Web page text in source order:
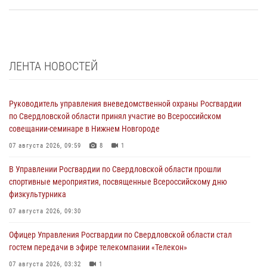
ЛЕНТА НОВОСТЕЙ
Руководитель управления вневедомственной охраны Росгвардии
по Свердловской области принял участие во Всероссийском
совещании-семинаре в Нижнем Новгороде
07 августа 2026, 09:59 8 1
В Управлении Росгвардии по Свердловской области прошли
спортивные мероприятия, посвященные Всероссийскому дню
физкультурника
07 августа 2026, 09:30
Офицер Управления Росгвардии по Свердловской области стал
гостем передачи в эфире телекомпании «Телекон»
07 августа 2026, 03:32 1